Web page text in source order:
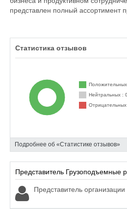
представлен полный ассортимент
Статистика отзывов
Нейтральных :
Подробнее об «Статистике отзывов»
Представитель Грузоподъемные
Представитель организации